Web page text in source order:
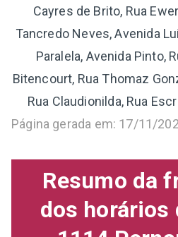
Cayres de Brito, Rua
Tancredo Neves, Avenida
Paralela, Avenida Pinto,
Bitencourt, Rua Thomaz
Rua Claudionilda, Rua
Página gerada em: 17/11/
Resumo da
dos horários